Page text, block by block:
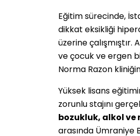
Eğitim sürecinde,
dikkat eksikliği
üzerine
ve çocuk ve ergen
Norma Razon
Yüksek lisans
zorunlu stajını
bozukluk, alkol ve
arasında Ümraniye